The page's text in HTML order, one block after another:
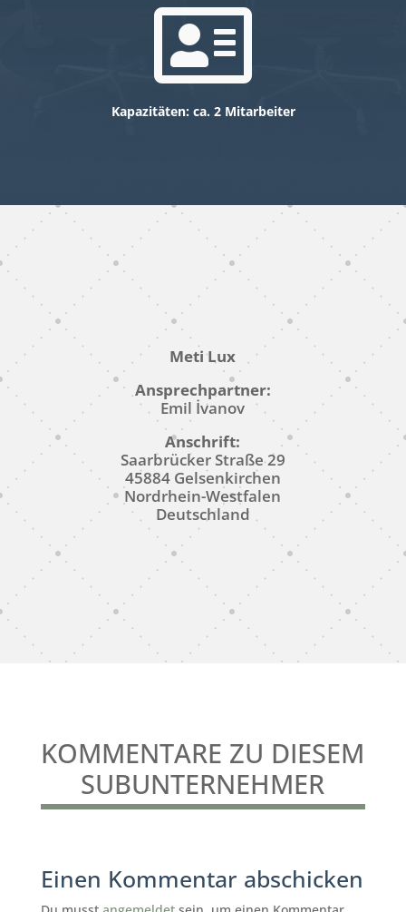

Kapazitäten: ca. 2 Mitarbeiter
Meti Lux
Ansprechpartner:
Emil İvanov
Anschrift:
Saarbrücker Straße 29
45884 Gelsenkirchen
Nordrhein-Westfalen
Deutschland
KOMMENTARE ZU DIESEM
SUBUNTERNEHMER
Einen Kommentar abschicken